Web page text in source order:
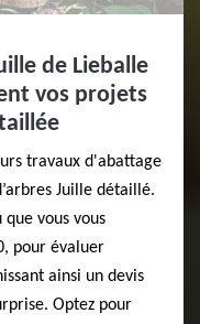
de Lieballe
vos projets
travaux d'abattage
Juille détaillé.
vous vous
pour évaluer
ainsi un devis
Optez pour